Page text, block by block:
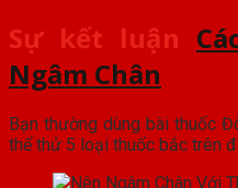
Sự kết luận
Ngâm Chân
Bạn thường dùng bài thuốc
thể thử 5 loại thuốc bắc trên